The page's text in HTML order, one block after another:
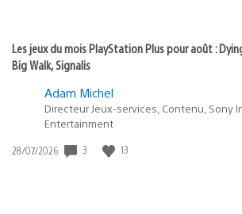
Les jeux du mois PlayStation Plus pour août :
Big Walk, Signalis
Adam Michel
Directeur Jeux-services, Contenu, Sony
Entertainment
Date
28/07/2026 3 13